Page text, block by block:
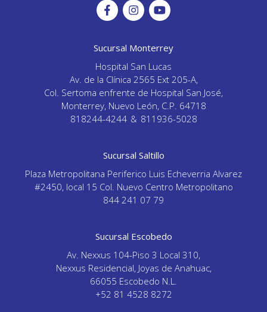
Sucursal Monterrey
Hospital San Lucas
Av. de la Clínica 2565 Ext 205-A,
Col. Sertoma enfrente de Hospital San José,
Monterrey, Nuevo León, C.P. 64718
818244-4244 & 811936-5028
Sucursal Saltillo
Plaza Metropolitana Periferico Luis Echeverria Alvarez
#2450, local 15 Col. Nuevo Centro Metropolitano
844 241 07 79
Sucursal Escobedo
Av. Nexxus 104-Piso 3 Local 310,
Nexxus Residencial, Joyas de Anahuac,
66055 Escobedo N.L.
+52 81 4528 8272